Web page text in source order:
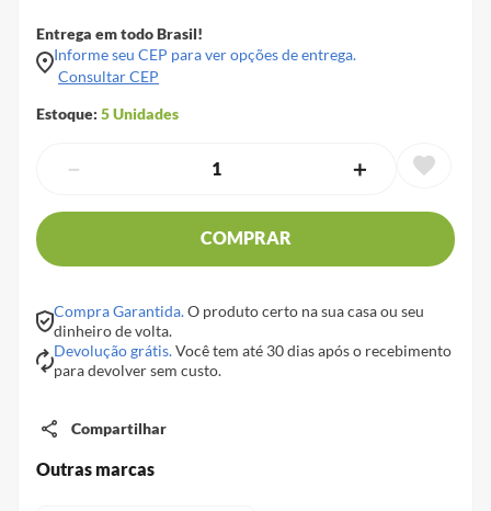
Entrega em todo Brasil!
Informe seu CEP para ver opções de entrega.
Consultar CEP
Estoque: 5Unidades
＋
－
COMPRAR
Compra Garantida.O produto certo na sua casa ou seu
dinheiro de volta.
Devolução grátis.Você tem até 30 dias após o recebimento
para devolver sem custo.
Compartilhar
Outras marcas